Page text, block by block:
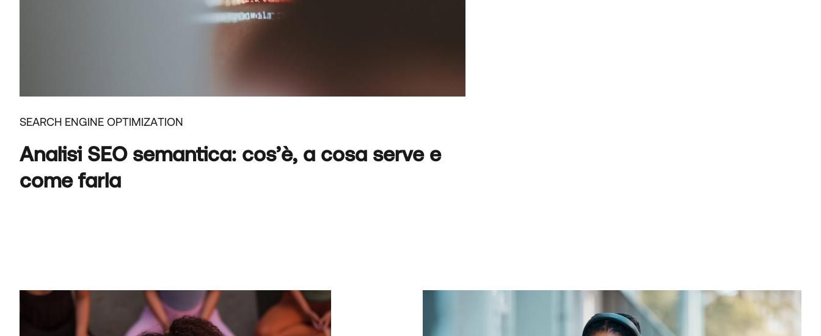
SEARCH ENGINE OPTIMIZATION
Analisi SEO semantica: cos’è, a cosa serve e
come farla